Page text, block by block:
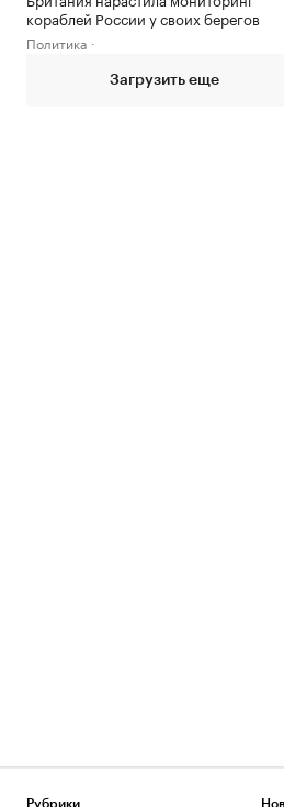
кораблей России у своих берегов
Политика
Загрузить еще
Рубрики